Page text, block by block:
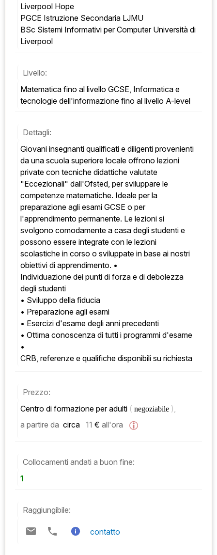
Liverpool Hope
PGCE Istruzione Secondaria LJMU
BSc Sistemi Informativi per Computer Università di
Liverpool
Livello:
Matematica fino al livello GCSE, Informatica e
tecnologie dell'informazione fino al livello A-level
Dettagli:
Giovani insegnanti qualificati e diligenti provenienti
da una scuola superiore locale offrono lezioni
private con tecniche didattiche valutate
"Eccezionali" dall'Ofsted, per sviluppare le
competenze matematiche. Ideale per la
preparazione agli esami GCSE o per
l'apprendimento permanente. Le lezioni si
svolgono comodamente a casa degli studenti e
possono essere integrate con le lezioni
scolastiche in corso o sviluppate in base ai nostri
obiettivi di apprendimento. •
Individuazione dei punti di forza e di debolezza
degli studenti
• Sviluppo della fiducia
• Preparazione agli esami
• Esercizi d'esame degli anni precedenti
• Ottima conoscenza di tutti i programmi d'esame
•
CRB, referenze e qualifiche disponibili su richiesta
Prezzo:
Centro di formazione per adulti ( negoziabile ),
a partire da circa 11 € all'ora
Collocamenti andati a buon fine:
1
Raggiungibile:
contatto